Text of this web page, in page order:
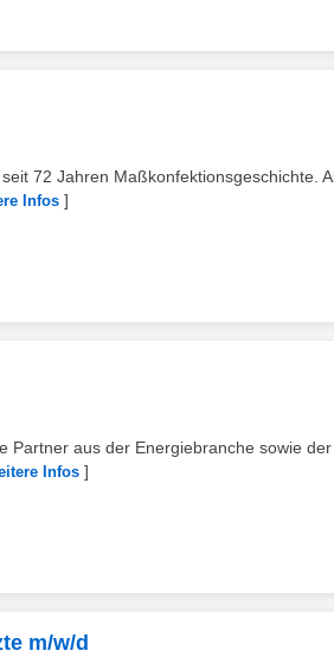
72 Jahren Maßkonfektionsgeschichte.
Infos ]
Partner aus der Energiebranche sowie der
Infos ]
m/w/d